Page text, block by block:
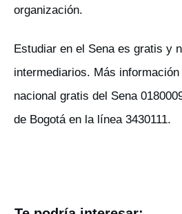
organización.
Estudiar en el Sena es gratis y
intermediarios. Más
nacional gratis del Sena
de Bogotá en la línea 3430111.